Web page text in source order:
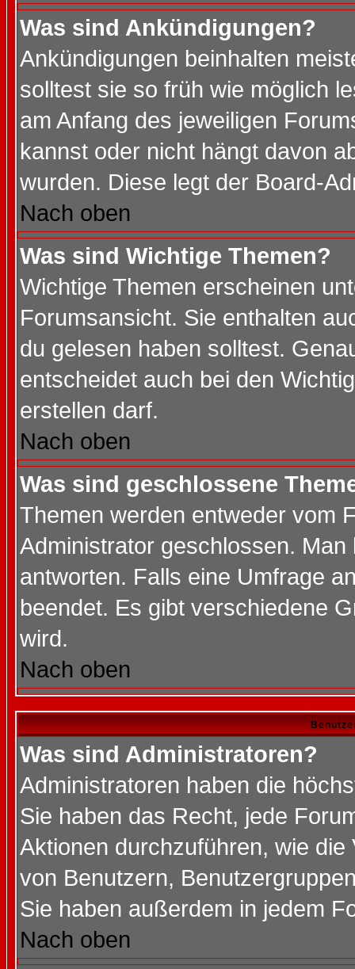
Was sind Ankündigungen?
Ankündigungen beinhalten
solltest sie so früh wie möglich
am Anfang des jeweiligen
kannst oder nicht hängt davon
wurden. Diese legt der Board-
Nach oben
Was sind Wichtige Themen?
Wichtige Themen erscheinen
Forumsansicht. Sie enthalten
du gelesen haben solltest.
entscheidet auch bei den
erstellen darf.
Nach oben
Was sind geschlossene
Themen werden entweder vom
Administrator geschlossen.
antworten. Falls eine Umfrage
beendet. Es gibt verschiedene
wird.
Nach oben
Was sind Administratoren?
Administratoren haben die
Sie haben das Recht, jede
Aktionen durchzuführen, wie
von Benutzern,
Sie haben außerdem in jedem
Nach oben